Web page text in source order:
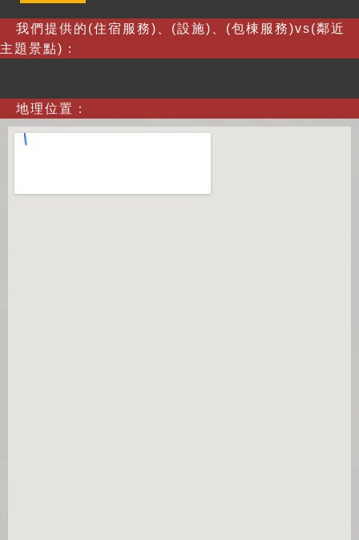
我們提供的(住宿服務)、(設施)、(包棟服務)vs(鄰近
主題景點)：
地理位置：